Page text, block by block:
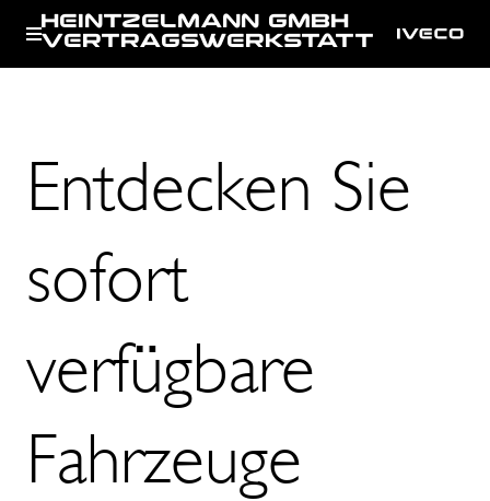
HEINTZELMANN GMBH
VERTRAGSWERKSTATT
Entdecken Sie
sofort
verfügbare
Fahrzeuge